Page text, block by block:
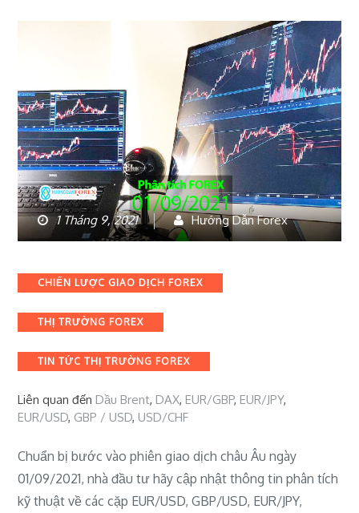
1 Tháng 9, 2021 Hướng Dẫn Forex
Categories
CHIẾN LƯỢC GIAO DỊCH FOREX
THỊ TRƯỜNG FOREX
TIN TỨC THỊ TRƯỜNG FOREX
Liên quan đếnDầu Brent,DAX,EUR/GBP,EUR/JPY,
EUR/USD, GBP / USD,USD/CHF
Chuẩn bị bước vào phiên giao dịch châu Âu ngày
01/09/2021, nhà đầu tư hãy cập nhật thông tin phân tích
kỹ thuật về các cặp EUR/USD, GBP/USD, EUR/JPY,